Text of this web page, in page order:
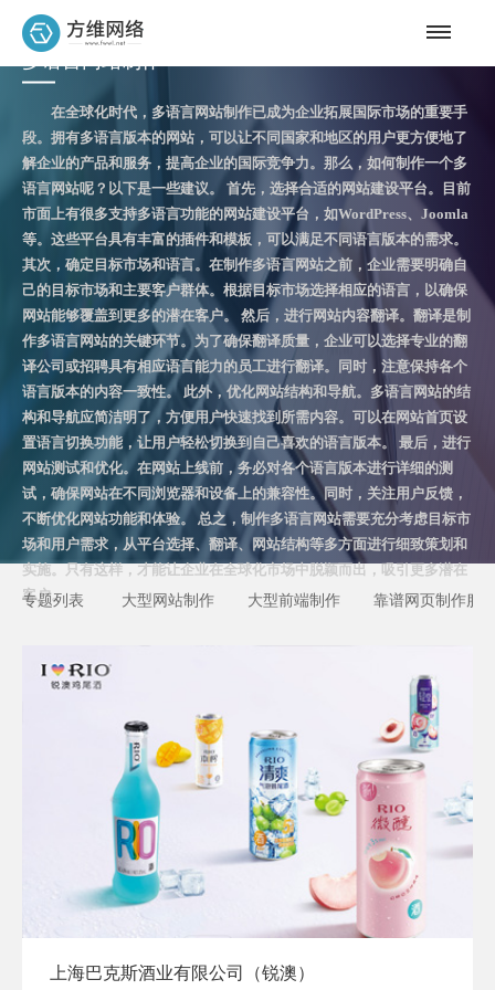
在全球化时代，多语言网站制作已成为企业拓展国际市场的重要手
段。拥有多语言版本的网站，可以让不同国家和地区的用户更方便地了
解企业的产品和服务，提高企业的国际竞争力。那么，如何制作一个多
语言网站呢？以下是一些建议。 首先，选择合适的网站建设平台。目前
市面上有很多支持多语言功能的网站建设平台，如WordPress、Joomla
等。这些平台具有丰富的插件和模板，可以满足不同语言版本的需求。
其次，确定目标市场和语言。在制作多语言网站之前，企业需要明确自
己的目标市场和主要客户群体。根据目标市场选择相应的语言，以确保
网站能够覆盖到更多的潜在客户。 然后，进行网站内容翻译。翻译是制
作多语言网站的关键环节。为了确保翻译质量，企业可以选择专业的翻
译公司或招聘具有相应语言能力的员工进行翻译。同时，注意保持各个
语言版本的内容一致性。 此外，优化网站结构和导航。多语言网站的结
构和导航应简洁明了，方便用户快速找到所需内容。可以在网站首页设
置语言切换功能，让用户轻松切换到自己喜欢的语言版本。 最后，进行
网站测试和优化。在网站上线前，务必对各个语言版本进行详细的测
试，确保网站在不同浏览器和设备上的兼容性。同时，关注用户反馈，
不断优化网站功能和体验。 总之，制作多语言网站需要充分考虑目标市
场和用户需求，从平台选择、翻译、网站结构等多方面进行细致策划和
实施。只有这样，才能让企业在全球化市场中脱颖而出，吸引更多潜在
客户。
专题列表 大型网站制作 大型前端制作 靠谱网页制作服
上海巴克斯酒业有限公司（锐澳）